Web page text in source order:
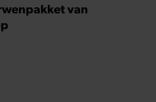
van